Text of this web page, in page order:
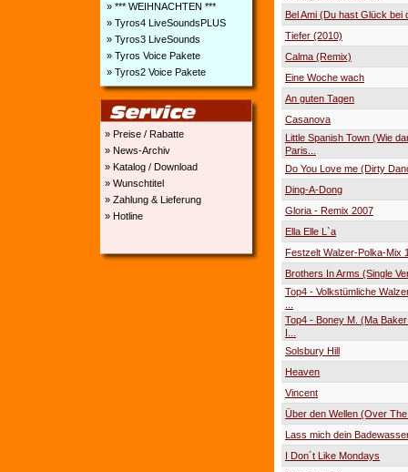
» *** WEIHNACHTEN ***
» Tyros4 LiveSoundsPLUS
» Tyros3 LiveSounds
» Tyros Voice Pakete
» Tyros2 Voice Pakete
» Preise / Rabatte
» News-Archiv
» Katalog / Download
» Wunschtitel
» Zahlung & Lieferung
» Hotline
Bel Ami (Du hast Glück bei
Tiefer (2010)
Calma (Remix)
Eine Woche wach
An guten Tagen
Casanova
Little Spanish Town (Wie
Paris...
Do You Love me (Dirty
Ding-A-Dong
Gloria - Remix 2007
Ella Elle L`a
Festzelt Walzer-Polka-Mix
Brothers In Arms (Single
Top4 - Volkstümliche
Top4 - Boney M. (Ma
I...
Solsbury Hill
Heaven
Vincent
Über den Wellen (Over
Lass mich dein
I Don´t Like Mondays